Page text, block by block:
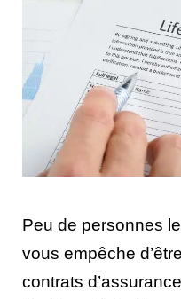
Peu de personnes
vous empêche
contrats